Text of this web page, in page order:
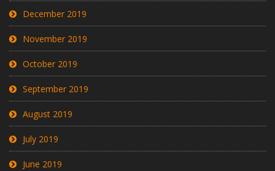
December 2019
November 2019
October 2019
September 2019
August 2019
July 2019
June 2019